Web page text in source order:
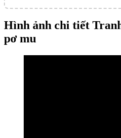
Hình ảnh chi tiết
pơ mu